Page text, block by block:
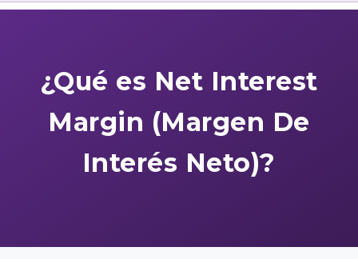
¿Qué es Net Interest
Margin (Margen De
Interés Neto)?